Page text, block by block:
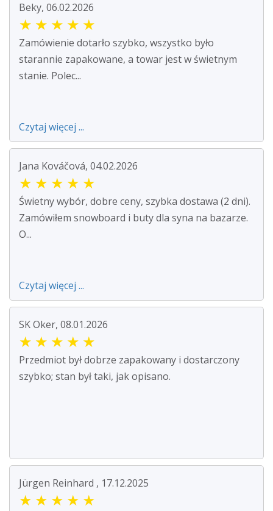
Beky, 06.02.2026
★ ★ ★ ★ ★
Zamówienie dotarło szybko, wszystko było
starannie zapakowane, a towar jest w świetnym
stanie. Polec...
Czytaj więcej ...
Jana Kováčová, 04.02.2026
★ ★ ★ ★ ★
Świetny wybór, dobre ceny, szybka dostawa (2 dni).
Zamówiłem snowboard i buty dla syna na bazarze.
O...
Czytaj więcej ...
SK Oker, 08.01.2026
★ ★ ★ ★ ★
Przedmiot był dobrze zapakowany i dostarczony
szybko; stan był taki, jak opisano.
Jürgen Reinhard , 17.12.2025
★ ★ ★ ★ ★